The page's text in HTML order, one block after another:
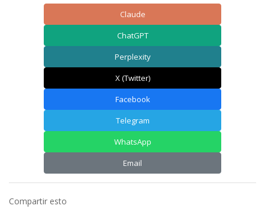
Claude
ChatGPT
Perplexity
X (Twitter)
Facebook
Telegram
WhatsApp
Email
Compartir esto